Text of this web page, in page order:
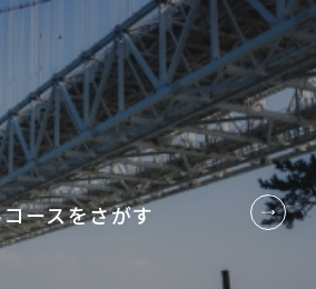
ースをさがす